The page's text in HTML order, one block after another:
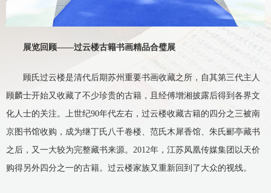
展览回顾——过云楼古籍书画精品合璧展
顾氏过云楼是清代后期苏州重要书画收藏之所，自其第三代主人
顾麟士开始又收藏了不少珍贵的古籍，且经傅增湘披露后得到各界文
化人士的关注。上世纪90年代左右，过云楼收藏古籍的四分之三被南
京图书馆收购，成为继丁氏八千卷楼、范氏木犀香馆、朱氏郦亭藏书
之后，又一大较为完整藏书来源。2012年，江苏凤凰传媒集团以天价
购得另外四分之一的古籍。过云楼家族又重新回到了大众的视线。